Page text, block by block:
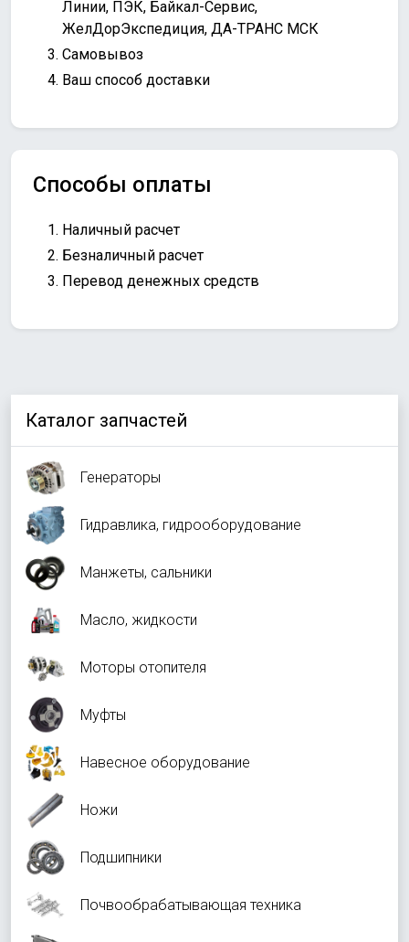
Каталог запчастей
Генераторы
Гидравлика, гидрооборудование
Манжеты, сальники
Масло, жидкости
Моторы отопителя
Муфты
Навесное оборудование
Ножи
Подшипники
Почвообрабатывающая техника
Линии, ПЭК, Байкал-Сервис,
ЖелДорЭкспедиция, ДА-ТРАНС МСК
Самовывоз
Ваш способ доставки
Способы оплаты
Наличный расчет
Безналичный расчет
Перевод денежных средств